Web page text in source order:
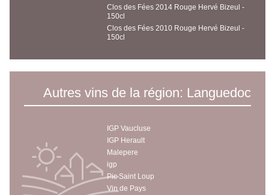
Clos des Fées 2014 Rouge Hervé Bizeul -
150cl
Clos des Fées 2010 Rouge Hervé Bizeul -
150cl
Autres vins de la région: Languedoc
IGP Vaucluse
IGP Herault
Malepere
igp
Pic Saint Loup
Vin de Pays